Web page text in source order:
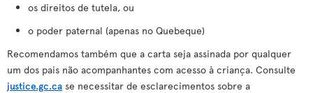
os direitos de tutela, ou
o poder paternal (apenas no Quebeque)
Recomendamos também que a carta seja assinada por qualquer
um dos pais não acompanhantes com acesso à criança. Consulte
justice.gc.ca se necessitar de esclarecimentos sobre a